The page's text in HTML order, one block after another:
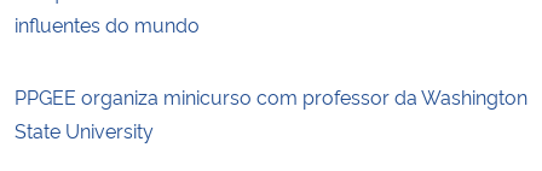
influentes do mundo
PPGEE organiza minicurso com professor da Washington
State University